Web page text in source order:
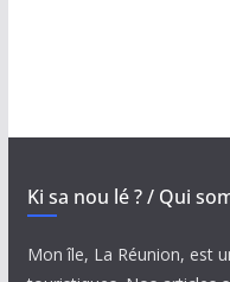
Ki sa nou lé ? / Qui
Mon île, La Réunion, est